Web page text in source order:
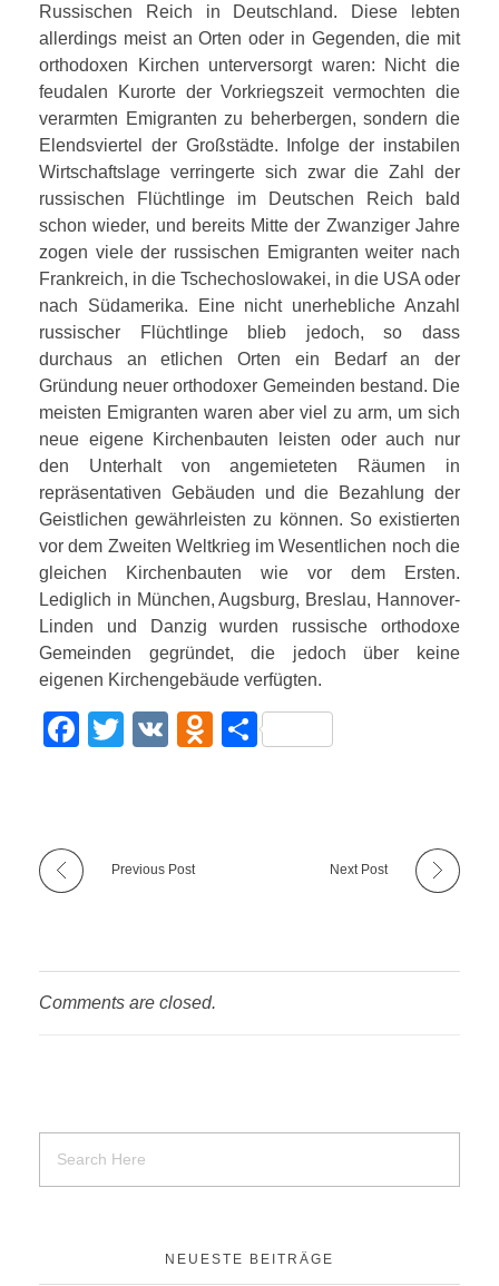
Russischen Reich in Deutschland. Diese lebten
allerdings meist an Orten oder in Gegenden, die mit
orthodoxen Kirchen unterversorgt waren: Nicht die
feudalen Kurorte der Vorkriegszeit vermochten die
verarmten Emigranten zu beherbergen, sondern die
Elendsviertel der Großstädte. Infolge der instabilen
Wirtschaftslage verringerte sich zwar die Zahl der
russischen Flüchtlinge im Deutschen Reich bald
schon wieder, und bereits Mitte der Zwanziger Jahre
zogen viele der russischen Emigranten weiter nach
Frankreich, in die Tschechoslowakei, in die USA oder
nach Südamerika. Eine nicht unerhebliche Anzahl
russischer Flüchtlinge blieb jedoch, so dass
durchaus an etlichen Orten ein Bedarf an der
Gründung neuer orthodoxer Gemeinden bestand. Die
meisten Emigranten waren aber viel zu arm, um sich
neue eigene Kirchenbauten leisten oder auch nur
den Unterhalt von angemieteten Räumen in
repräsentativen Gebäuden und die Bezahlung der
Geistlichen gewährleisten zu können. So existierten
vor dem Zweiten Weltkrieg im Wesentlichen noch die
gleichen Kirchenbauten wie vor dem Ersten.
Lediglich in München, Augsburg, Breslau, Hannover-
Linden und Danzig wurden russische orthodoxe
Gemeinden gegründet, die jedoch über keine
eigenen Kirchengebäude verfügten.
F
b
k
T
V
O
ni
ki
T
Previous Post Next Post
Comments are closed.
NEUESTE BEITRÄGE